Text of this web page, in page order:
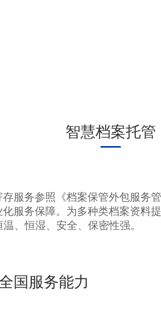
智慧档案托管
服务参照《档案保管外包服务
服务保障。为多种类档案资料
、恒湿、安全、保密性强。
国服务能力